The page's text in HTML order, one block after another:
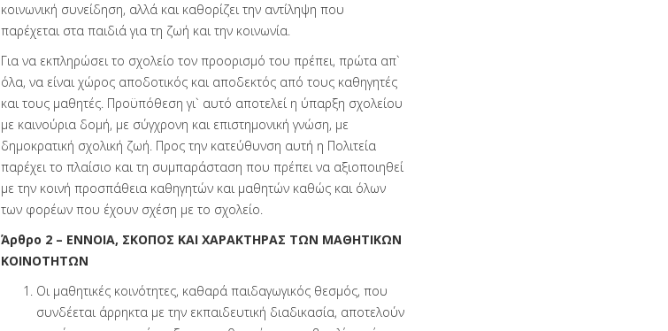
κοινωνική συνείδηση, αλλά και καθορίζει την αντίληψη που
παρέχεται στα παιδιά για τη ζωή και την κοινωνία.
Για να εκπληρώσει το σχολείο τον προορισμό του πρέπει, πρώτα απ`
όλα, να είναι χώρος αποδοτικός και αποδεκτός από τους καθηγητές
και τους μαθητές. Προϋπόθεση γι` αυτό αποτελεί η ύπαρξη σχολείου
με καινούρια δομή, με σύγχρονη και επιστημονική γνώση, με
δημοκρατική σχολική ζωή. Προς την κατεύθυνση αυτή η Πολιτεία
παρέχει το πλαίσιο και τη συμπαράσταση που πρέπει να αξιοποιηθεί
με την κοινή προσπάθεια καθηγητών και μαθητών καθώς και όλων
των φορέων που έχουν σχέση με το σχολείο.
Άρθρο 2 – ΕΝΝΟΙΑ, ΣΚΟΠΟΣ ΚΑΙ ΧΑΡΑΚΤΗΡΑΣ ΤΩΝ ΜΑΘΗΤΙΚΩΝ
ΚΟΙΝΟΤΗΤΩΝ
Οι μαθητικές κοινότητες, καθαρά παιδαγωγικός θεσμός, που
συνδέεται άρρηκτα με την εκπαιδευτική διαδικασία, αποτελούν